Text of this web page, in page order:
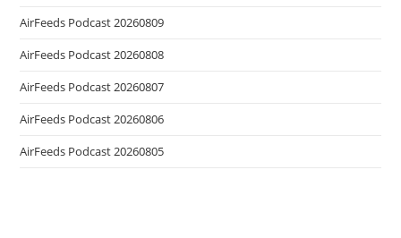
AirFeeds Podcast 20260809
AirFeeds Podcast 20260808
AirFeeds Podcast 20260807
AirFeeds Podcast 20260806
AirFeeds Podcast 20260805